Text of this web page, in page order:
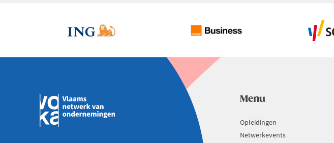
Menu
Opleidingen
Netwerkevents